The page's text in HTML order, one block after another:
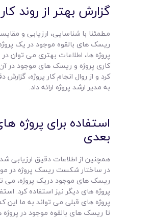
گزارش بهتر از روند
مطمئنا با شناسایی، ارزیابی و
ریسک های بالقوه موجود در یک
پروژه ها، اطلاعات بهتری می توان در
کاری پروژه و ریسک های موجود در
کرد و از روال انجام کار پروژه، گزارش
به مدیر ارشد پروژه ارائه داد.
استفاده برای پروژه
بعدی
همچنین از اطلاعات دقیق ارزیابی
در ساختار شکست ریسک پروژه در
ریسک های موجود دریک پروژه، می
پروژه های قبلی می تواند به ما این
تا ریسک های بالقوه موجود در